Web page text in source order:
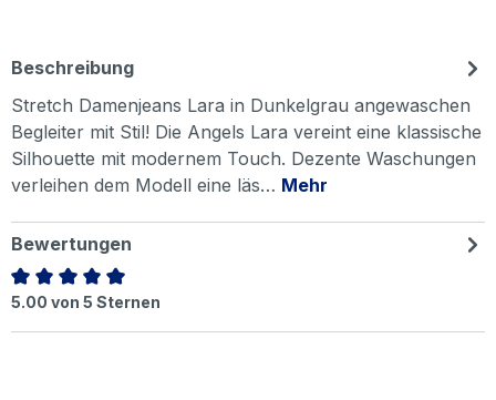
Beschreibung
Stretch Damenjeans Lara in Dunkelgrau angewaschen
Begleiter mit Stil! Die Angels Lara vereint eine klassische
Silhouette mit modernem Touch. Dezente Waschungen
verleihen dem Modell eine läs… Mehr
Bewertungen
Durchschnittliche Bewertung von 5 von 5 Sternen
5.00 von 5 Sternen